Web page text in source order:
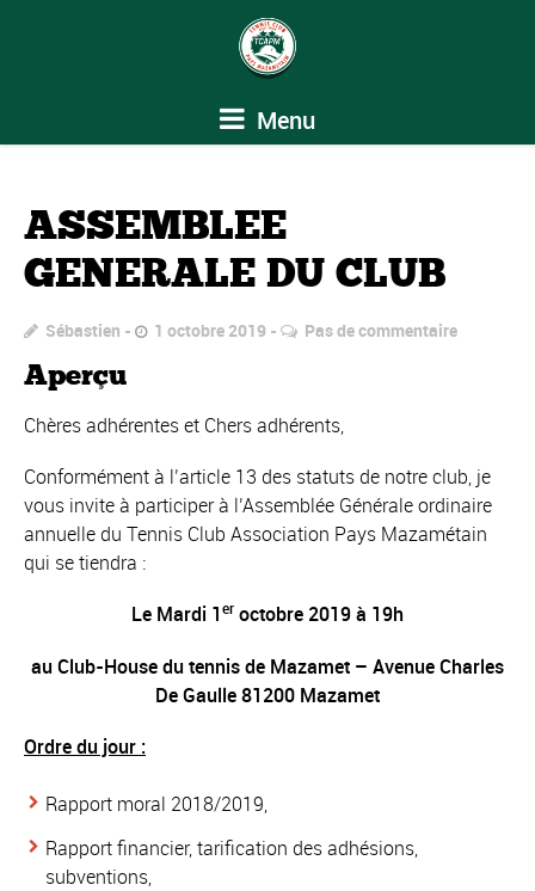
Menu
ASSEMBLEE
GENERALE DU CLUB
Sébastien 1 octobre 2019 Pas de commentaire
Aperçu
Chères adhérentes et Chers adhérents,
Conformément à l’article 13 des statuts de notre club, je
vous invite à participer à l’Assemblée Générale ordinaire
annuelle du Tennis Club Association Pays Mazamétain
qui se tiendra :
Le Mardi 1er octobre 2019 à 19h
au Club-House du tennis de Mazamet – Avenue Charles
De Gaulle 81200 Mazamet
Ordre du jour :
Rapport moral 2018/2019,
Rapport financier, tarification des adhésions,
subventions,